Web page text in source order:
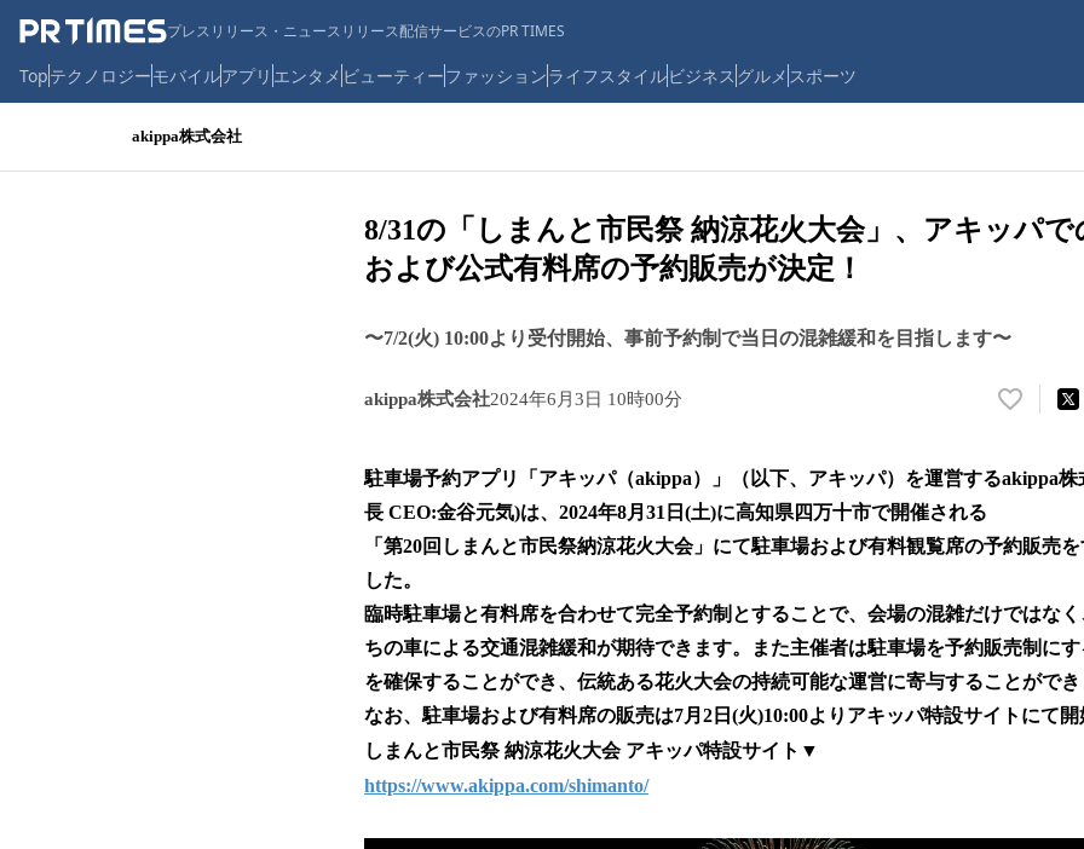
プレスリリース・ニュースリリース配信サービスのPR TIMES
Topテクノロジーモバイルアプリ エンタメ ビューティーファッションライフスタイルビジネス グルメ スポーツ
akippa株式会社
8/31の「しまんと市民祭 納涼花火大会」、アキッパで
および公式有料席の予約販売が決定！
〜7/2(火) 10:00より受付開始、事前予約制で当日の混雑緩和を目指します〜
akippa株式会社2024年6月3日 10時00分
い
！
を
読
込
み
で
す
駐車場予約アプリ「アキッパ（akippa）」（以下、アキッパ）を運営するakippa
長 CEO:金谷元気)は、2024年8月31日(土)に高知県四万十市で開催される
「第20回しまんと市民祭納涼花火大会」にて駐車場および有料観覧席の予約販売
した。
臨時駐車場と有料席を合わせて完全予約制とすることで、会場の混雑だけではな
ちの車による交通混雑緩和が期待できます。また主催者は駐車場を予約販売制に
を確保することができ、伝統ある花火大会の持続可能な運営に寄与することができ
なお、駐車場および有料席の販売は7月2日(火)10:00よりアキッパ特設サイトにて開
しまんと市民祭 納涼花火大会 アキッパ特設サイト▼
https://www.akippa.com/shimanto/